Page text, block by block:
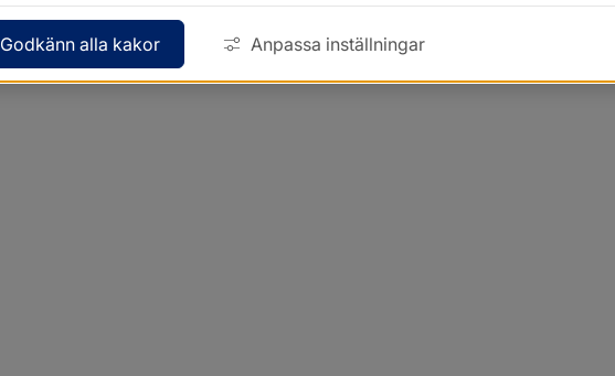
Godkänn alla kakor Anpassa inställningar